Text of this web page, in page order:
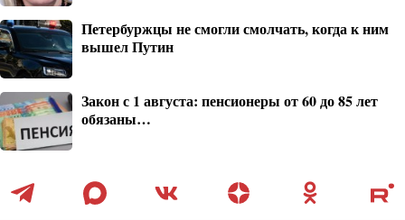
Петербуржцы не смогли смолчать, когда к ним
вышел Путин
Закон с 1 августа: пенсионеры от 60 до 85 лет
обязаны…